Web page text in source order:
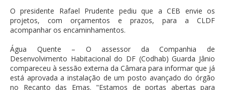
O presidente Rafael Prudente pediu que a CEB envie os
projetos, com orçamentos e prazos, para a CLDF
acompanhar os encaminhamentos.
Água Quente – O assessor da Companhia de
Desenvolvimento Habitacional do DF (Codhab) Guarda Jânio
compareceu à sessão externa da Câmara para informar que já
está aprovada a instalação de um posto avançado do órgão
no Recanto das Emas. "Estamos de portas abertas para